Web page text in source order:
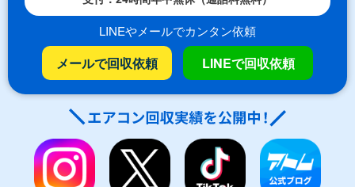
LINEやメールでカンタン依頼
メールで回収依頼 LINEで回収依頼